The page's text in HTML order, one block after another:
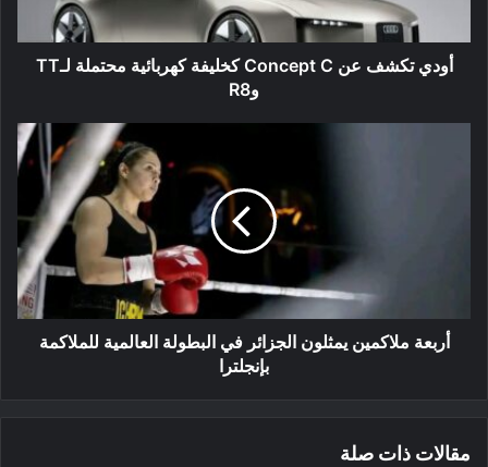
لـTT
أودي تكشف عن Concept C كخليفة كهربائية محتملة لـTT
وR8
بإنجلترا
أربعة ملاكمين يمثلون الجزائر في البطولة العالمية للملاكمة
بإنجلترا
مقالات ذات صلة